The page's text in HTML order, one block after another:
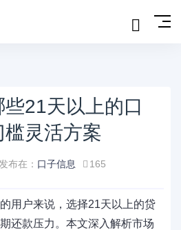
21天以上的口
灵活方案
发布在： 口子信息 165
用户来说，选择21天以上的贷
还款压力。本文深入解析市场